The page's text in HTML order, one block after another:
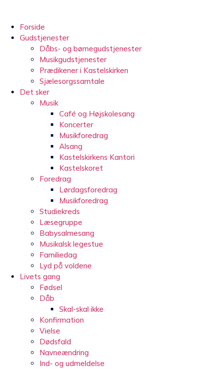
indholdForside
Gudstjenester
Dåbs- og børnegudstjenester
Musikgudstjenester
Prædikener i Kastelskirken
Sjælesorgssamtale
Det sker
Musik
Café og Højskolesang
Koncerter
Musikforedrag
Alsang
Kastelskirkens Kantori
Kastelskoret
Foredrag
Lørdagsforedrag
Musikforedrag
Studiekreds
Læsegruppe
Babysalmesang
Musikalsk legestue
Familiedag
Lyd på voldene
Livets gang
Fødsel
Dåb
Skal-skal ikke
Konfirmation
Vielse
Dødsfald
Navneændring
Ind- og udmeldelse